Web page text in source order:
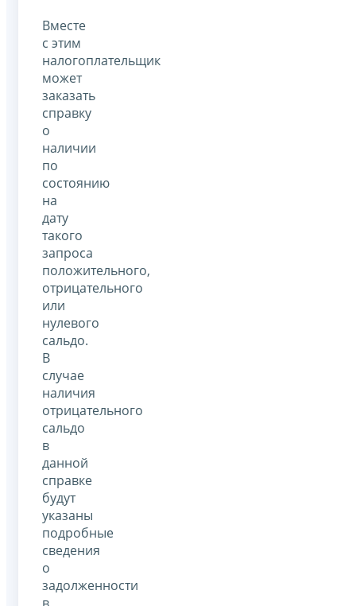
Вместе
с этим
налогоплательщик
может
заказать
справку
о
наличии
по
состоянию
на
дату
такого
запроса
положительного,
отрицательного
или
нулевого
сальдо.
В
случае
наличия
отрицательного
сальдо
в
данной
справке
будут
указаны
подробные
сведения
о
задолженности
в